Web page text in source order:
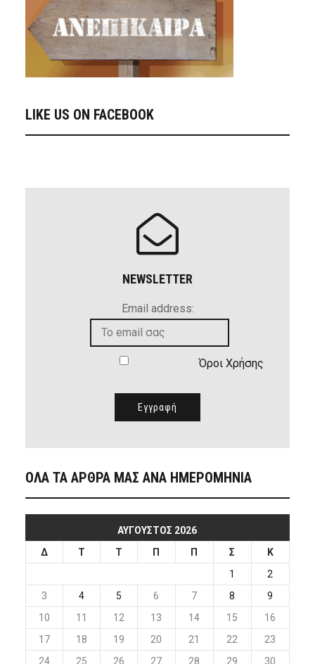
LIKE US ON FACEBOOK
NEWSLETTER
Email address:
Όροι Χρήσης
ΟΛΑ ΤΑ ΑΡΘΡΑ ΜΑΣ ΑΝΑ ΗΜΕΡΟΜΗΝΙΑ
ΑΎΓΟΥΣΤΟΣ 2026
Δ
Τ Τ Π Π Σ
Κ
1
2
3
4 5 6 7 8
9
10
11 12 13 14 15
16
17
18 19 20 21 22
23
24
25 26 27 28 29 30